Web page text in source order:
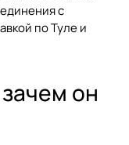
с
по Туле и
он